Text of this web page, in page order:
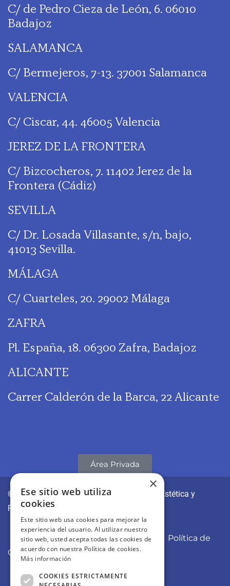
C/ de Pedro Cieza de León, 6. 06010
Badajoz
SALAMANCA
C/ Bermejeros, 7-13. 37001 Salamanca
VALENCIA
C/ Ciscar, 44. 46005 Valencia
JEREZ DE LA FRONTERA
C/ Bizcocheros, 7. 11402 Jerez de la
Frontera (Cádiz)
SEVILLA
C/ Dr. Losada Villasante, s/n, bajo,
41013 Sevilla.
MÁLAGA
C/ Cuarteles, 20. 29002 Málaga
ZAFRA
Pl. España, 18. 06300 Zafra, Badajoz
ALICANTE
Carrer Calderón de la Barca, 22 Alicante
Área Privada
© CLÍNICAS REVITAE | Medicina y Cirugía Estética y
Regenerativa
Aviso Legal Política de Privacidad
Política de
Cookies
×
Ese sitio web utiliza
cookies
Este sitio web usa cookies para mejorar la
experiencia del usuario. Al utilizar nuestro
sitio web, usted acepta todas las cookies de
acuerdo con nuestra Política de cookies.
Más información
COOKIES ESTRICTAMENTE